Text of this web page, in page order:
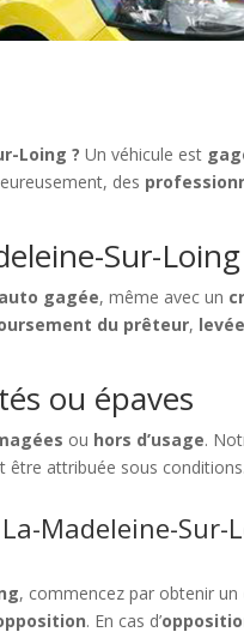
Loing ? Un véhicule est
des
Sur-
gagée, même avec un
du prêteur,
ou épaves
ou hors d’usage.
être attribuée sous
Madeleine-Sur-
, commencez par obtenir un
. En cas d’